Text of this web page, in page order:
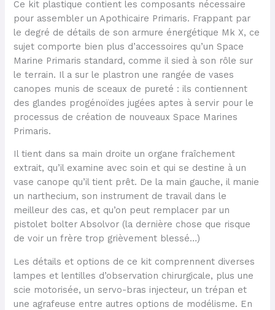
Ce kit plastique contient les composants nécessaire
pour assembler un Apothicaire Primaris. Frappant par
le degré de détails de son armure énergétique Mk X, ce
sujet comporte bien plus d’accessoires qu’un Space
Marine Primaris standard, comme il sied à son rôle sur
le terrain. Il a sur le plastron une rangée de vases
canopes munis de sceaux de pureté : ils contiennent
des glandes progénoïdes jugées aptes à servir pour le
processus de création de nouveaux Space Marines
Primaris.
Il tient dans sa main droite un organe fraîchement
extrait, qu’il examine avec soin et qui se destine à un
vase canope qu’il tient prêt. De la main gauche, il manie
un narthecium, son instrument de travail dans le
meilleur des cas, et qu’on peut remplacer par un
pistolet bolter Absolvor (la dernière chose que risque
de voir un frère trop grièvement blessé…)
Les détails et options de ce kit comprennent diverses
lampes et lentilles d’observation chirurgicale, plus une
scie motorisée, un servo-bras injecteur, un trépan et
une agrafeuse entre autres options de modélisme. En